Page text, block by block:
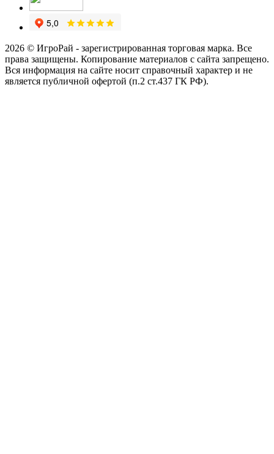
2026 © ИгроРай - зарегистрированная торговая марка. Все
права защищены. Копирование материалов с сайта запрещено.
Вся информация на сайте носит справочный характер и не
является публичной офертой (п.2 ст.437 ГК РФ).